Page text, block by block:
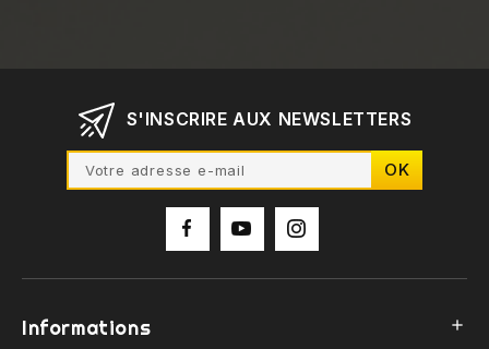
S'INSCRIRE AUX NEWSLETTERS
Informations 